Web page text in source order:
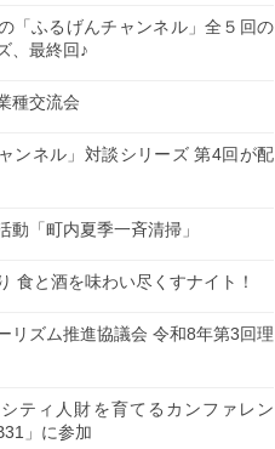
「ふるげんチャンネル」全５回の
、最終回♪
種交流会
ンネル」対談シリーズ 第4回が配
動「町内夏季一斉清掃」
食と酒を味わい尽くすナイト！
リズム推進協議会 令和8年第3回理
シティ人財を育てるカンファレン
」に参加